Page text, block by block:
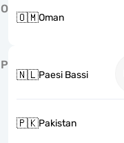
O
🇴🇲Oman
P
🇳🇱Paesi Bassi
🇵🇰Pakistan